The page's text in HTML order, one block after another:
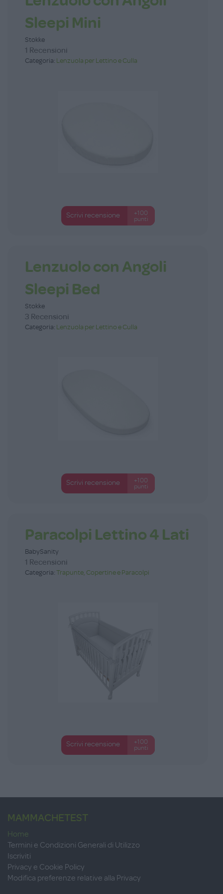
Sleepi Mini
Stokke
1 Recensioni
Categoria: Lenzuola per Lettino e Culla
Scrivi recensione
+100
punti
Lenzuolo con Angoli
Sleepi Bed
Stokke
3 Recensioni
Categoria: Lenzuola per Lettino e Culla
Scrivi recensione
+100
punti
Paracolpi Lettino 4 Lati
BabySanity
1 Recensioni
Categoria:Trapunte, Copertine e Paracolpi
Scrivi recensione
+100
punti
MAMMACHETEST
Home
Termini e Condizioni Generali di Utilizzo
Iscriviti
Privacy e Cookie Policy
Modifica preferenze relative alla Privacy